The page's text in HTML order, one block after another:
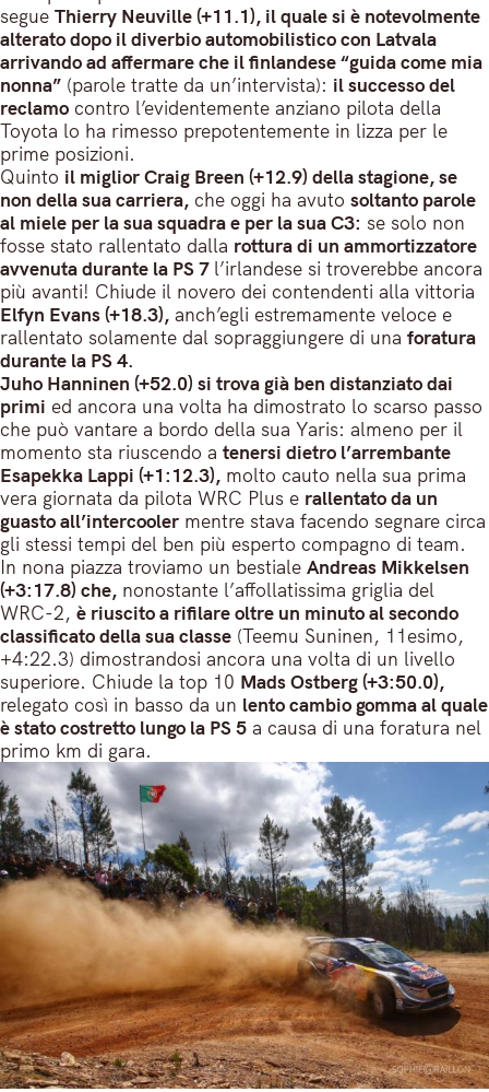
segue Thierry Neuville (+11.1), il quale si è notevolmente
alterato dopo il diverbio automobilistico con Latvala
arrivando ad affermare che il finlandese “guida come mia
nonna” (parole tratte da un’intervista): il successo del
reclamo contro l’evidentemente anziano pilota della
Toyota lo ha rimesso prepotentemente in lizza per le
prime posizioni.
Quinto il miglior Craig Breen (+12.9) della stagione, se
non della sua carriera, che oggi ha avuto soltanto parole
al miele per la sua squadra e per la sua C3: se solo non
fosse stato rallentato dalla rottura di un ammortizzatore
avvenuta durante la PS 7 l’irlandese si troverebbe ancora
più avanti! Chiude il novero dei contendenti alla vittoria
Elfyn Evans (+18.3), anch’egli estremamente veloce e
rallentato solamente dal sopraggiungere di una foratura
durante la PS 4.
Juho Hanninen (+52.0) si trova già ben distanziato dai
primi ed ancora una volta ha dimostrato lo scarso passo
che può vantare a bordo della sua Yaris: almeno per il
momento sta riuscendo a tenersi dietro l’arrembante
Esapekka Lappi (+1:12.3), molto cauto nella sua prima
vera giornata da pilota WRC Plus e rallentato da un
guasto all’intercooler mentre stava facendo segnare circa
gli stessi tempi del ben più esperto compagno di team.
In nona piazza troviamo un bestiale Andreas Mikkelsen
(+3:17.8) che, nonostante l’affollatissima griglia del
WRC-2, è riuscito a rifilare oltre un minuto al secondo
classificato della sua classe (Teemu Suninen, 11esimo,
+4:22.3) dimostrandosi ancora una volta di un livello
superiore. Chiude la top 10 Mads Ostberg (+3:50.0),
relegato così in basso da un lento cambio gomma al quale
è stato costretto lungo la PS 5 a causa di una foratura nel
primo km di gara.